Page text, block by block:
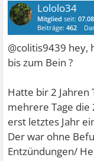
Lololo34
Mitglied seit:
Beiträge:462
@colitis9439 hey,
bis zum Bein ?
Hatte bir 2
mehrere Tage die
erst letztes Jahr
Der war ohne
Entzündungen/